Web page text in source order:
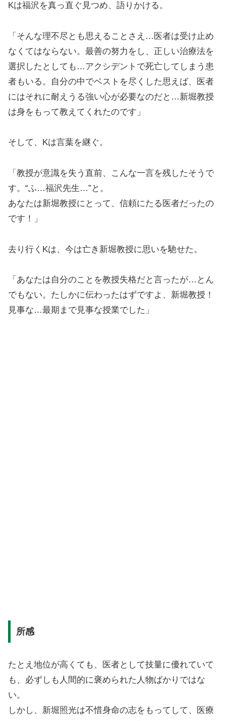
Kは福沢を真っ直ぐ見つめ、語りかける。
「そんな理不尽とも思えることさえ…医者は受け止め
なくてはならない。最善の努力をし、正しい治療法を
選択したとしても…アクシデントで死亡してしまう患
者もいる。自分の中でベストを尽くした思えば、医者
にはそれに耐えうる強い心が必要なのだと…新堀教授
は身をもって教えてくれたのです」
そして、Kは言葉を継ぐ。
「教授が意識を失う直前、こんな一言を残したそうで
す。“ふ…福沢先生…”と。
あなたは新堀教授にとって、信頼にたる医者だったの
です！」
去り行くKは、今は亡き新堀教授に思いを馳せた。
「あなたは自分のことを教授失格だと言ったが…とん
でもない。たしかに伝わったはずですよ、新堀教授！
見事な…最期まで見事な授業でした」
所感
たとえ地位が高くても、医者として技量に優れていて
も、必ずしも人間的に褒められた人物ばかりではな
い。
しかし、新堀照光は不惜身命の志をもってして、医療